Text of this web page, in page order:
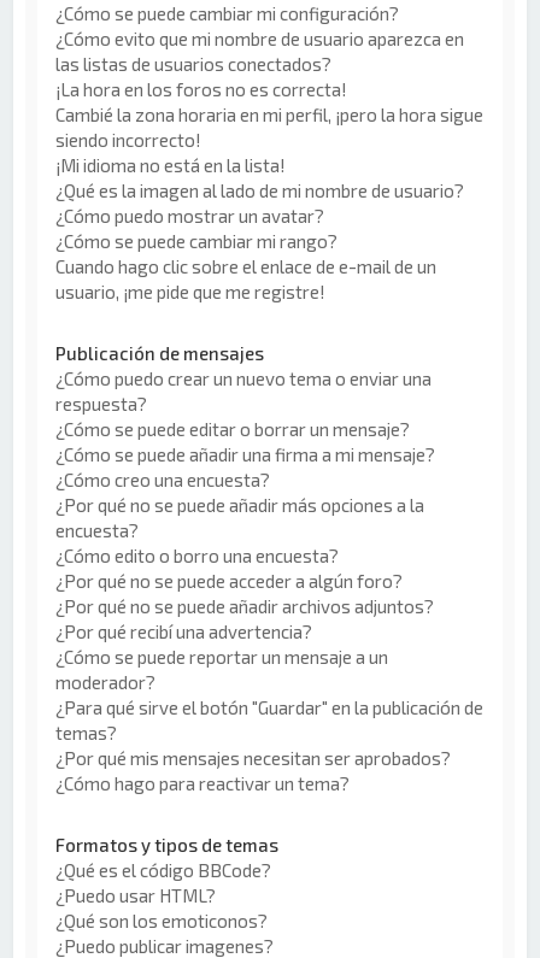
¿Cómo se puede cambiar mi configuración?
¿Cómo evito que mi nombre de usuario aparezca en
las listas de usuarios conectados?
¡La hora en los foros no es correcta!
Cambié la zona horaria en mi perfil, ¡pero la hora sigue
siendo incorrecto!
¡Mi idioma no está en la lista!
¿Qué es la imagen al lado de mi nombre de usuario?
¿Cómo puedo mostrar un avatar?
¿Cómo se puede cambiar mi rango?
Cuando hago clic sobre el enlace de e-mail de un
usuario, ¡me pide que me registre!
Publicación de mensajes
¿Cómo puedo crear un nuevo tema o enviar una
respuesta?
¿Cómo se puede editar o borrar un mensaje?
¿Cómo se puede añadir una firma a mi mensaje?
¿Cómo creo una encuesta?
¿Por qué no se puede añadir más opciones a la
encuesta?
¿Cómo edito o borro una encuesta?
¿Por qué no se puede acceder a algún foro?
¿Por qué no se puede añadir archivos adjuntos?
¿Por qué recibí una advertencia?
¿Cómo se puede reportar un mensaje a un
moderador?
¿Para qué sirve el botón "Guardar" en la publicación de
temas?
¿Por qué mis mensajes necesitan ser aprobados?
¿Cómo hago para reactivar un tema?
Formatos y tipos de temas
¿Qué es el código BBCode?
¿Puedo usar HTML?
¿Qué son los emoticonos?
¿Puedo publicar imagenes?